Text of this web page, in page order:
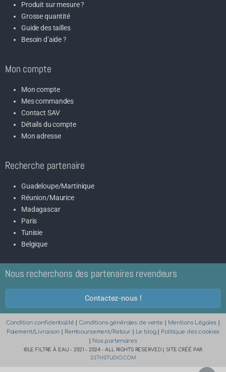
Produit sur mesure ?
Grosse quantité
Guide des tailles
Besoin d’aide ?
Mon compte
Mon compte
Mes commandes
Contact SAV
Détails du compte
Mon adresse
Recherche partenaire
Guadeloupe/Martinique
Réunion/Maurice
Madagascar
Paris
Tunisie
Belgique
Nous recherchons des partenaires revendeurs
Contactez-nous !
Condition confidentialité|Conditions générales de vente| Mentions Légales
Paiement/Livraison
Remboursement/Retour Le blog|
Politique des cookies
Nos partenaires
©LE FILTRE À EAU - 2021 - 2024 - ALL RIGHTS RESERVED | SITE CRÉÉ PAR
23THSTUDIO.COM